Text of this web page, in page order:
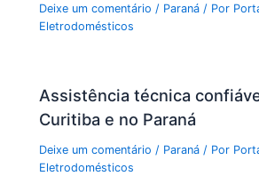
Deixe um comentário / Paraná / Por
Eletrodomésticos
Assistência técnica
Curitiba e no Paraná
Deixe um comentário / Paraná / Por
Eletrodomésticos